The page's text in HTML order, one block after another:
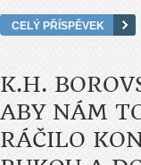
CELÝ PŘÍSPĚVEK
K.H.
ABY NÁM
RÁČILO